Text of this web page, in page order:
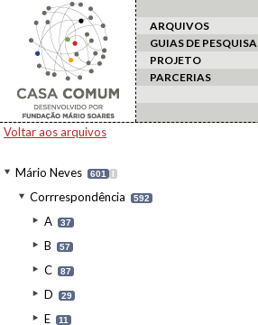
ARQUIVOS
GUIAS DE PESQUISA
PROJETO
PARCERIAS
Voltar aos arquivos
Mário Neves 601 I
Corrrespondência 592
A 37
B 57
C 87
D 29
E 11